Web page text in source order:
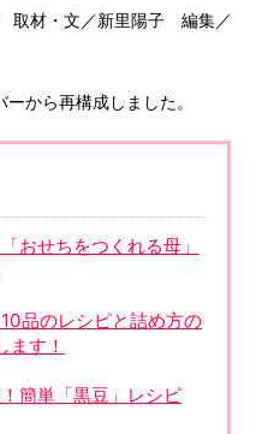
材・文／新里陽子 編集／
から再構成しました。
おせちをつくれる母」
品のレシピと詰め方の
ます！
簡単「黒豆」レシピ